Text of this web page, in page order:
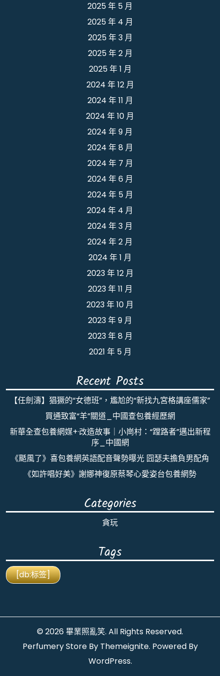
2025 年 5 月
2025 年 4 月
2025 年 3 月
2025 年 2 月
2025 年 1 月
2024 年 12 月
2024 年 11 月
2024 年 10 月
2024 年 9 月
2024 年 8 月
2024 年 7 月
2024 年 6 月
2024 年 5 月
2024 年 4 月
2024 年 3 月
2024 年 2 月
2024 年 1 月
2023 年 12 月
2023 年 11 月
2023 年 10 月
2023 年 9 月
2023 年 8 月
2021 年 5 月
Recent Posts
【任劍濤】猖獗的“女德班”，尷尬的“新找九宮格講座儒家”
買通致富“羊”關道_中國查包養經歷網
新華全查包養網媒+·改造故事｜小崗村：“蹚路者”邁出新程
序_中國網
《颳風了》喜包養網英語配音聲勢曝光 囧瑟夫擔負男配角
《如許唱好美》謝娜神復原蔡琴心愛姿台包養網勢
Categories
貪玩
Tags
[db:标签]
© 2026畢業照亂笑. All Rights Reserved.
Perfumery Store By Themeignite. Powered By
WordPress.